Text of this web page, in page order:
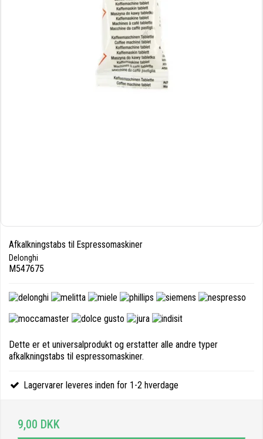
Afkalkningstabs til Espressomaskiner
Delonghi
M547675
Dette er et universalprodukt og erstatter alle andre typer
afkalkningstabs til espressomaskiner.
Lagervarer leveres inden for 1-2 hverdage
9,00 DKK